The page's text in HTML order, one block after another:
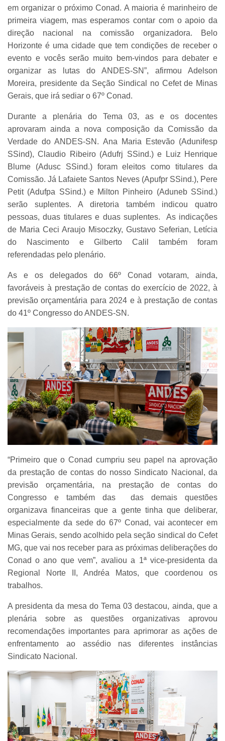
em organizar o próximo Conad. A maioria é marinheiro de
primeira viagem, mas esperamos contar com o apoio da
direção nacional na comissão organizadora. Belo
Horizonte é uma cidade que tem condições de receber o
evento e vocês serão muito bem-vindos para debater e
organizar as lutas do ANDES-SN”, afirmou Adelson
Moreira, presidente da Seção Sindical no Cefet de Minas
Gerais, que irá sediar o 67º Conad.
Durante a plenária do Tema 03, as e os docentes
aprovaram ainda a nova composição da Comissão da
Verdade do ANDES-SN. Ana Maria Estevão (Adunifesp
SSind), Claudio Ribeiro (Adufrj SSind.) e Luiz Henrique
Blume (Adusc SSind.) foram eleitos como titulares da
Comissão. Já Lafaiete Santos Neves (Apufpr SSind.), Pere
Petit (Adufpa SSind.) e Milton Pinheiro (Aduneb SSind.)
serão suplentes. A diretoria também indicou quatro
pessoas, duas titulares e duas suplentes. As indicações
de Maria Ceci Araujo Misoczky, Gustavo Seferian, Letícia
do Nascimento e Gilberto Calil também foram
referendadas pelo plenário.
As e os delegados do 66º Conad votaram, ainda,
favoráveis à prestação de contas do exercício de 2022, à
previsão orçamentária para 2024 e à prestação de contas
do 41º Congresso do ANDES-SN.
“Primeiro que o Conad cumpriu seu papel na aprovação
da prestação de contas do nosso Sindicato Nacional, da
previsão orçamentária, na prestação de contas do
Congresso e também das das demais questões
organizava financeiras que a gente tinha que deliberar,
especialmente da sede do 67º Conad, vai acontecer em
Minas Gerais, sendo acolhido pela seção sindical do Cefet
MG, que vai nos receber para as próximas deliberações do
Conad o ano que vem”, avaliou a 1ª vice-presidenta da
Regional Norte II, Andréa Matos, que coordenou os
trabalhos.
A presidenta da mesa do Tema 03 destacou, ainda, que a
plenária sobre as questões organizativas aprovou
recomendações importantes para aprimorar as ações de
enfrentamento ao assédio nas diferentes instâncias
Sindicato Nacional.